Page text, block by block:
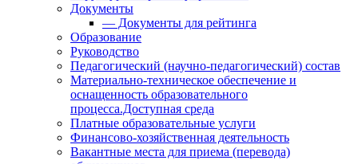
Документы
— Документы для рейтинга
Образование
Руководство
Педагогический (научно-педагогический) состав
Материально-техническое обеспечение и
оснащенность образовательного
процесса.Доступная среда
Платные образовательные услуги
Финансово-хозяйственная деятельность
Вакантные места для приема (перевода)